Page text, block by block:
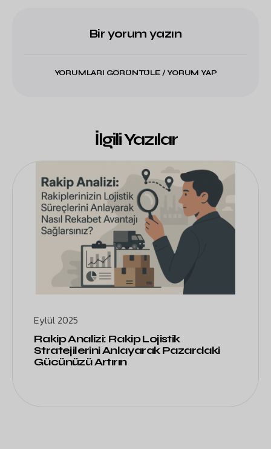
Bir yorum yazın
YORUMLARI GÖRÜNTÜLE / YORUM YAP
İlgili Yazılar
Eylül 2025
Rakip Analizi: Rakip Lojistik
Stratejilerini Anlayarak Pazardaki
Gücünüzü Artırın